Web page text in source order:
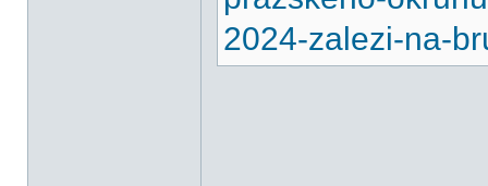
2024-zalezi-na-